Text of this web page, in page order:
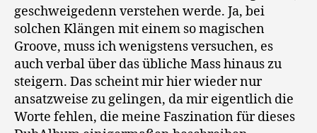
geschweigedenn verstehen werde. Ja, bei
solchen Klängen mit einem so magischen
Groove, muss ich wenigstens versuchen, es
auch verbal über das übliche Mass hinaus zu
steigern. Das scheint mir hier wieder nur
ansatzweise zu gelingen, da mir eigentlich die
Worte fehlen, die meine Faszination für dieses